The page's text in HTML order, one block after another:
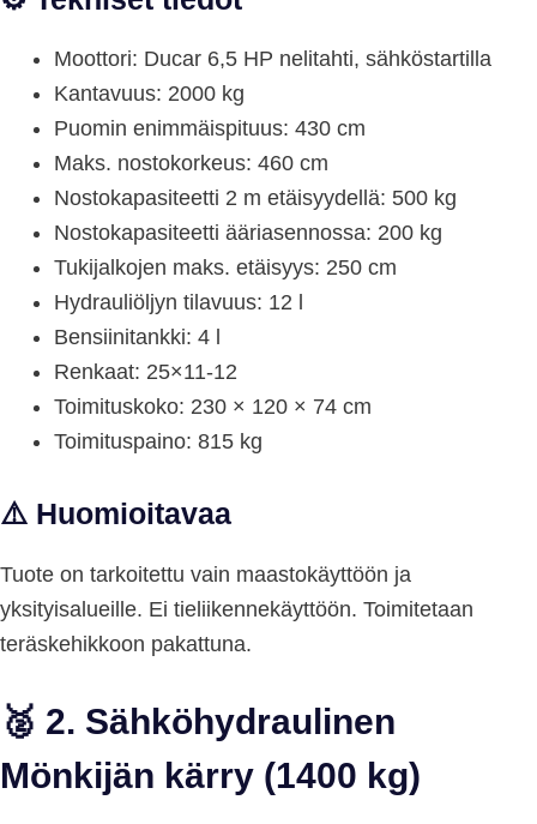
Moottori: Ducar 6,5 HP nelitahti, sähköstartilla
Kantavuus: 2000 kg
Puomin enimmäispituus: 430 cm
Maks. nostokorkeus: 460 cm
Nostokapasiteetti 2 m etäisyydellä: 500 kg
Nostokapasiteetti ääriasennossa: 200 kg
Tukijalkojen maks. etäisyys: 250 cm
Hydrauliöljyn tilavuus: 12 l
Bensiinitankki: 4 l
Renkaat: 25×11-12
Toimituskoko: 230 × 120 × 74 cm
Toimituspaino: 815 kg
⚠️ Huomioitavaa
Tuote on tarkoitettu vain maastokäyttöön ja
yksityisalueille. Ei tieliikennekäyttöön. Toimitetaan
teräskehikkoon pakattuna.
🥈 2. Sähköhydraulinen
Mönkijän kärry (1400 kg)